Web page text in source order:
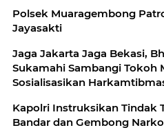
Polsek Muaragembong
Jayasakti
Jaga Jakarta Jaga Bekasi,
Sukamahi Sambangi Tokoh
Sosialisasikan
Kapolri Instruksikan Tindak
Bandar dan Gembong